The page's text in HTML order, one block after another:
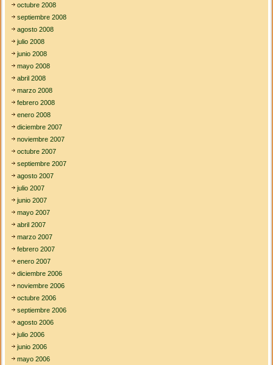
octubre 2008
septiembre 2008
agosto 2008
julio 2008
junio 2008
mayo 2008
abril 2008
marzo 2008
febrero 2008
enero 2008
diciembre 2007
noviembre 2007
octubre 2007
septiembre 2007
agosto 2007
julio 2007
junio 2007
mayo 2007
abril 2007
marzo 2007
febrero 2007
enero 2007
diciembre 2006
noviembre 2006
octubre 2006
septiembre 2006
agosto 2006
julio 2006
junio 2006
mayo 2006